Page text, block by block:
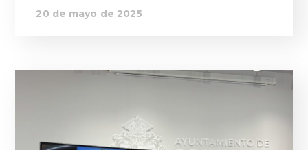
20 de mayo de 2025